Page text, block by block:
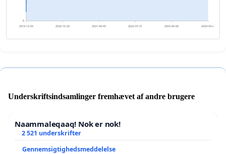
0
2019-12-05 2020-10-20 2021-09-05 2022-07-21 2023-06-06 2024-04-21
Underskriftsindsamlinger fremhævet af andre brugere
Naammaleqaaq! Nok er nok!
2 521 underskrifter
Gennemsigtighedsmeddelelse